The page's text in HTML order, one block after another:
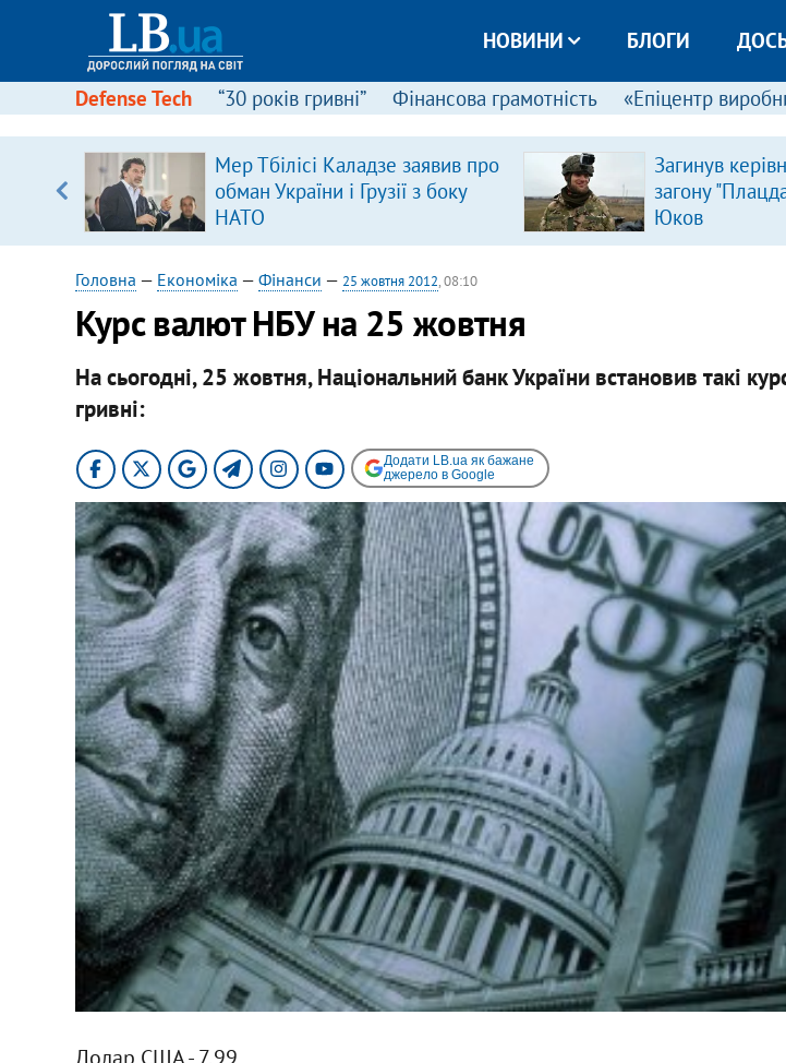
НОВИНИ БЛОГИ
Defense Tech “30 років гривні” Фінансова грамотність «Епіцентр
Мер Тбілісі Каладзе заявив про
обман України і Грузії з боку
НАТО
Загинув
загону
Юков
Головна — Економіка — Фінанси — 25 жовтня 2012, 08:10
Курс валют НБУ на 25 жовтня
На сьогодні, 25 жовтня, Національний банк України встановив такі
гривні:
Додати LB.ua як бажане
джерело в Google
Долар США - 7,99